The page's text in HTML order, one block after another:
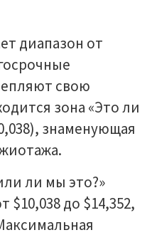
диапазон от
свою
зона «Это ли
знаменующая
ли мы это?»
$10,038 до $14,352,